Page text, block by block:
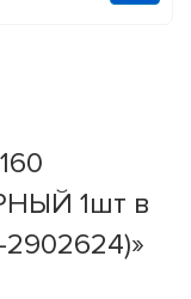
1шт в